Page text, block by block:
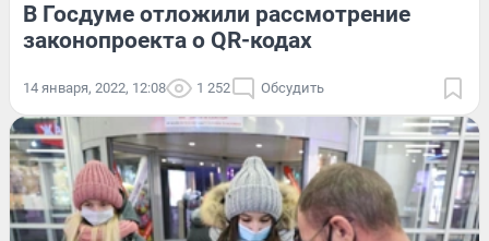
В Госдуме отложили рассмотрение
законопроекта о QR-кодах
14 января, 2022, 12:08 1 252 Обсудить